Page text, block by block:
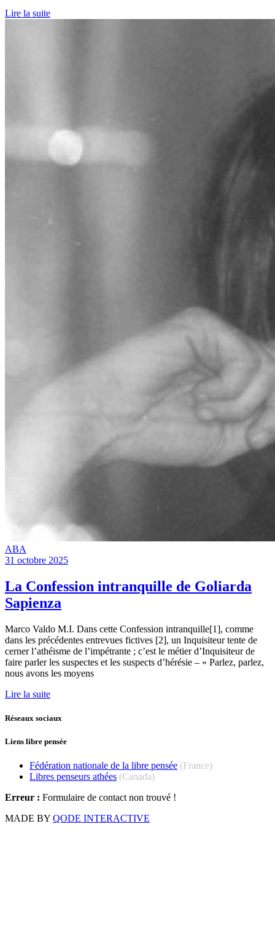
Lire la suite
ABA
31 octobre 2025
La Confession intranquille de Goliarda
Sapienza
Marco Valdo M.I. Dans cette Confession intranquille[1], comme
dans les précédentes entrevues fictives [2], un Inquisiteur tente de
cerner l’athéisme de l’impétrante ; c’est le métier d’Inquisiteur de
faire parler les suspectes et les suspects d’hérésie – « Parlez, parlez,
nous avons les moyens
Lire la suite
Réseaux sociaux
Liens libre pensée
Fédération nationale de la libre pensée (France)
Libres penseurs athées (Canada)
Erreur : Formulaire de contact non trouvé !
MADE BY QODE INTERACTIVE